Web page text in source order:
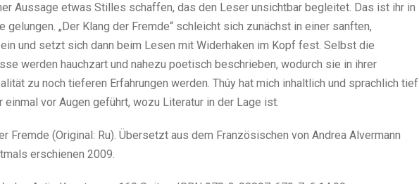
Aussage etwas Stilles schaffen, das den Leser unsichtbar begleitet. Das ist ihr in
gelungen. „Der Klang der Fremde“ schleicht sich zunächst in einer sanften,
und setzt sich dann beim Lesen mit Widerhaken im Kopf fest. Selbst die
werden hauchzart und nahezu poetisch beschrieben, wodurch sie in ihrer
zu noch tieferen Erfahrungen werden. Thúy hat mich inhaltlich und sprachlich tief
vor Augen geführt, wozu Literatur in der Lage ist.
Fremde (Original: Ru). Übersetzt aus dem Französischen von Andrea Alvermann
erschienen 2009.